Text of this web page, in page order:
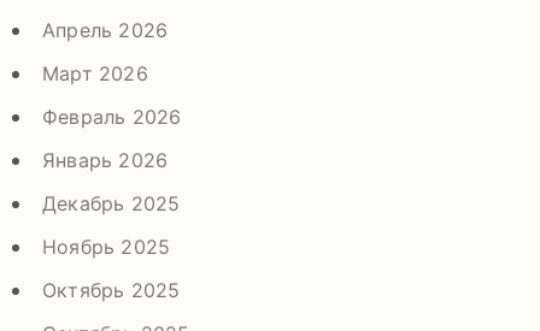
Апрель 2026
Март 2026
Февраль 2026
Январь 2026
Декабрь 2025
Ноябрь 2025
Октябрь 2025